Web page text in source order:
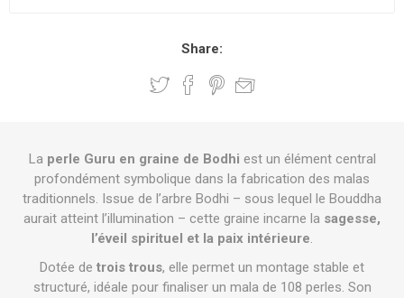
Share:
La perle Guru en graine de Bodhi est un élément central
profondément symbolique dans la fabrication des malas
traditionnels. Issue de l’arbre Bodhi – sous lequel le Bouddha
aurait atteint l’illumination – cette graine incarne la sagesse,
l’éveil spirituel et la paix intérieure.
Dotée de trois trous, elle permet un montage stable et
structuré, idéale pour finaliser un mala de 108 perles. Son